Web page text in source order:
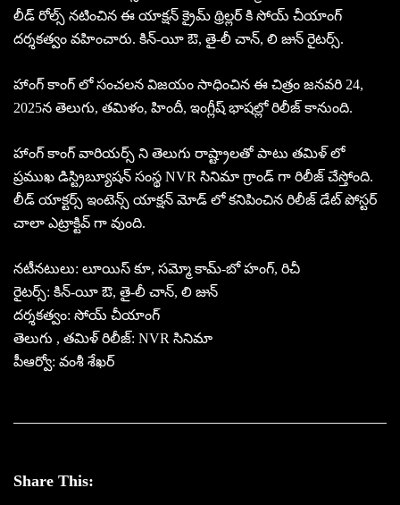
లీడ్ రోల్స్ నటించిన ఈ యాక్షన్ క్రైమ్ థ్రిల్లర్ కి సోయ్ చీయాంగ్
దర్శకత్వం వహించారు. కిన్-యీ ఔ, తై-లీ చాన్, లి జున్ రైటర్స్.
హాంగ్ కాంగ్ లో సంచలన విజయం సాధించిన ఈ చిత్రం జనవరి 24,
2025న తెలుగు, తమిళం, హిందీ, ఇంగ్లీష్ భాషల్లో రిలీజ్ కానుంది.
హాంగ్ కాంగ్ వారియర్స్ ని తెలుగు రాష్ట్రాలతో పాటు తమిళ్ లో
ప్రముఖ డిస్ట్రిబ్యూషన్ సంస్థ NVR సినిమా గ్రాండ్ గా రిలీజ్ చేస్తోంది.
లీడ్ యాక్టర్స్ ఇంటెన్స్ యాక్షన్ మోడ్ లో కనిపించిన రిలీజ్ డేట్ పోస్టర్
చాలా ఎట్రాక్టివ్ గా వుంది.
నటీనటులు: లూయిస్ కూ, సమ్మో కామ్-బో హంగ్, రిచీ
రైటర్స్: కిన్-యీ ఔ, తై-లీ చాన్, లి జున్
దర్శకత్వం: సోయ్ చీయాంగ్
తెలుగు , తమిళ్ రిలీజ్: NVR సినిమా
పీఆర్వో: వంశీ శేఖర్
Share This: